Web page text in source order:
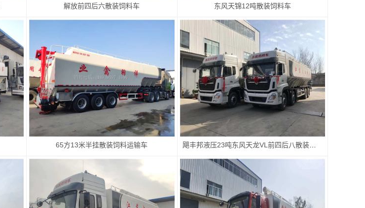
解放前四后六散装饲料车 东风天锦12吨散装饲料车
65方13米半挂散装饲料运输车 飓丰邦液压23吨东风天龙VL前四后八散装饲料运输车厂家报价配置图片